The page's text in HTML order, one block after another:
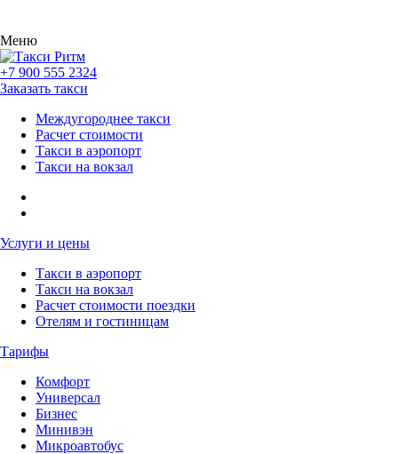
Меню
+7 900 555 2324
Заказать такси
Междугороднее такси
Расчет стоимости
Такси в аэропорт
Такси на вокзал
Услуги и цены
Такси в аэропорт
Такси на вокзал
Расчет стоимости поездки
Отелям и гостиницам
Тарифы
Комфорт
Универсал
Бизнес
Минивэн
Микроавтобус